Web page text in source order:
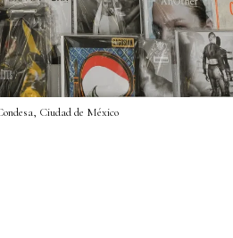
Ciudad de México